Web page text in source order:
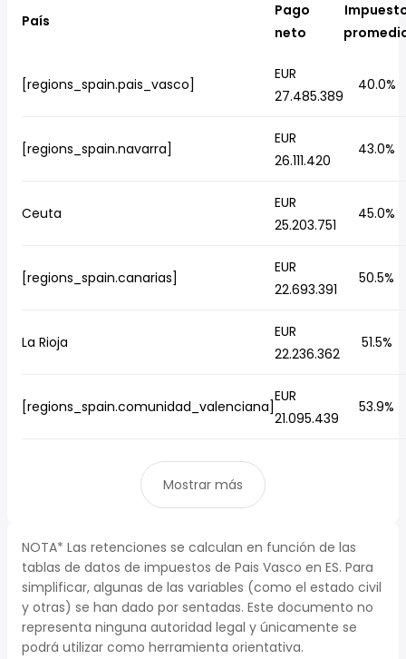
País
Pago
neto
[regions_spain.pais_vasco]
EUR
27.485.389
40.0%
[regions_spain.navarra]
EUR
26.111.420
43.0%
Ceuta
EUR
25.203.751
45.0%
[regions_spain.canarias]
EUR
22.693.391
50.5%
La Rioja
EUR
22.236.362
51.5%
[regions_spain.comunidad_valenciana]
EUR
21.095.439
53.9%
Mostrar más
NOTA* Las retenciones se calculan en función de las
tablas de datos de impuestos de Pais Vasco en ES. Para
simplificar, algunas de las variables (como el estado civil
y otras) se han dado por sentadas. Este documento no
representa ninguna autoridad legal y únicamente se
podrá utilizar como herramienta orientativa.